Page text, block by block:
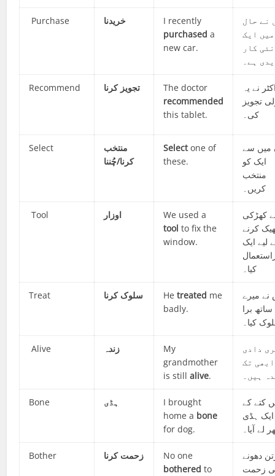
Purchase خریدنا
I recently
purchased a
new car.
نے حال
ایک
نئی کار
ہے۔
Recommend تجویز کرنا
The doctor
recommended
this tablet.
نے یہ
تجویز
کی۔
Select
منتخب
کرنا/چُننا
Selectone of
these.
میں سے
ایک کو
منتخب
کریں۔
Tool اوزار
We used a
tool to fix the
window.
کھڑکی
کرنے
لیے ایک
کیا۔
Treat سلوک کرنا Hetreated me
badly.
میرے
ساتھ برا
کیا۔
Alive زندہ
My
grandmother
is stillalive.
دادی
ابھی تک
ہیں۔
Bone ہڈی
I brought
home a bone
for dog.
کتے کے
ایک ہڈی
لے آیا۔
Bother زحمت کرنا
No one
bothered to
دھونے
زحمت